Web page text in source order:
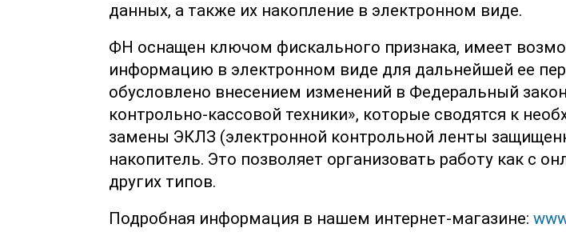
данных, а также их накопление в электронном виде.
ФН оснащен ключом фискального признака, имеет
информацию в электронном виде для дальнейшей ее
обусловлено внесением изменений в Федеральный
контрольно-кассовой техники», которые сводятся к
замены ЭКЛЗ (электронной контрольной ленты
накопитель. Это позволяет организовать работу как с
других типов.
Подробная информация в нашем интернет-магазине: